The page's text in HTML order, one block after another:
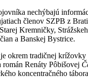
nechýbajú
členov SZPB z
Kremničky,
a Banskej Bystrice.
okrem tradičnej krížovky
román Renáty Pôbišovej
koncentračného